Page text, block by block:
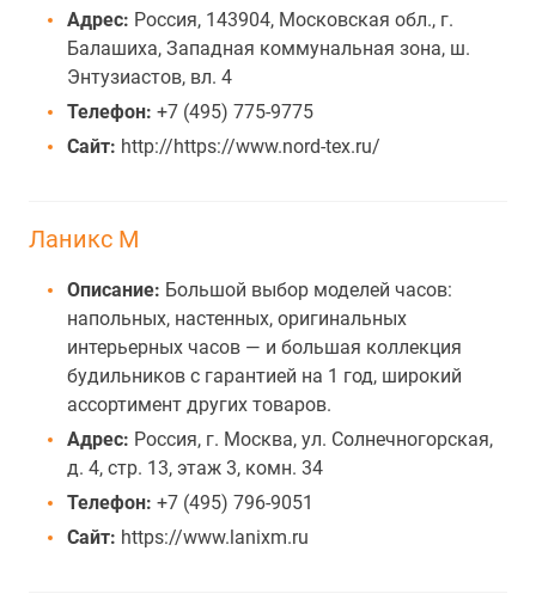
Адрес: Россия, 143904, Московская обл., г.
Балашиха, Западная коммунальная зона, ш.
Энтузиастов, вл. 4
Телефон: +7 (495) 775-9775
Сайт: http://https://www.nord-tex.ru/
Ланикс М
Описание: Большой выбор моделей часов:
напольных, настенных, оригинальных
интерьерных часов — и большая коллекция
будильников с гарантией на 1 год, широкий
ассортимент других товаров.
Адрес: Россия, г. Москва, ул. Солнечногорская,
д. 4, стр. 13, этаж 3, комн. 34
Телефон: +7 (495) 796-9051
Сайт: https://www.lanixm.ru